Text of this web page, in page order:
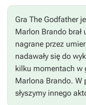
Gra The Godfather
Marlon Brando brał
nagrane przez
nadawały się do
kilku momentach w
Marlona Brando. W
słyszymy innego